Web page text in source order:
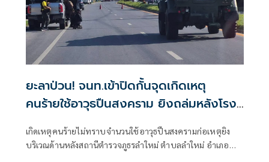
ยะลาป่วน! จนท.เข้าปิดกั้นจุดเกิดเหตุ
คนร้ายใช้อาวุธปืนสงคราม ยิงถล่มหลังโรง
เกิดเหตุคนร้ายไม่ทราบจำนวนใช้อาวุธปืนสงครามก่อเหตุยิง
บริเวณด้านหลังสถานีตำรวจภูธรลำใหม่ ตำบลลำใหม่ อำเภอ